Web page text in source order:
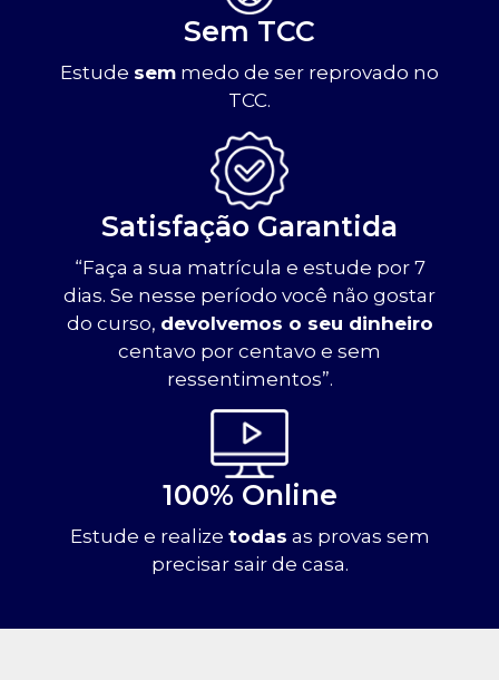
Sem TCC
Estude sem medo de ser reprovado no
TCC.
Satisfação Garantida
“Faça a sua matrícula e estude por 7
dias. Se nesse período você não gostar
do curso, devolvemos o seu dinheiro
centavo por centavo e sem
ressentimentos”.
100% Online
Estude e realize todas as provas sem
precisar sair de casa.